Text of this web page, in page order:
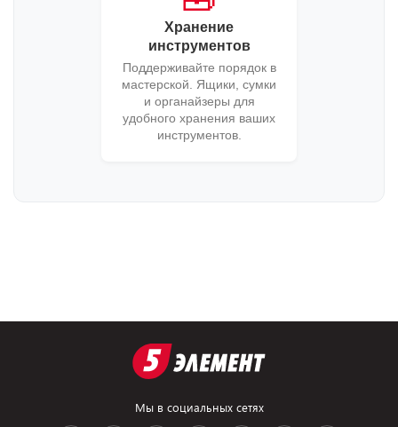
Хранение
инструментов
Поддерживайте порядок в
мастерской. Ящики, сумки
и органайзеры для
удобного хранения ваших
инструментов.
Мы в социальных сетях